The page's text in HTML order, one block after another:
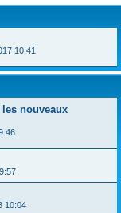
c
10:41
nouveaux
10:04